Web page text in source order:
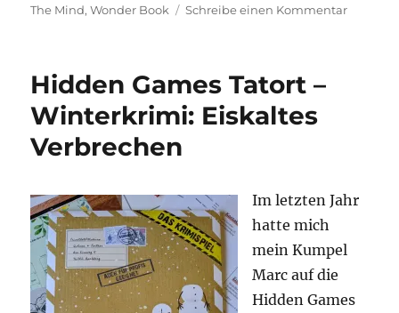
The Mind,Wonder Book Schreibe einen Kommentarzu
Hidden Games Tatort –
Winterkrimi: Eiskaltes
Verbrechen
Im letzten Jahr
hatte mich
mein Kumpel
Marc auf die
Hidden Games